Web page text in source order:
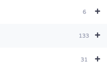
+
6
+
133
+
31